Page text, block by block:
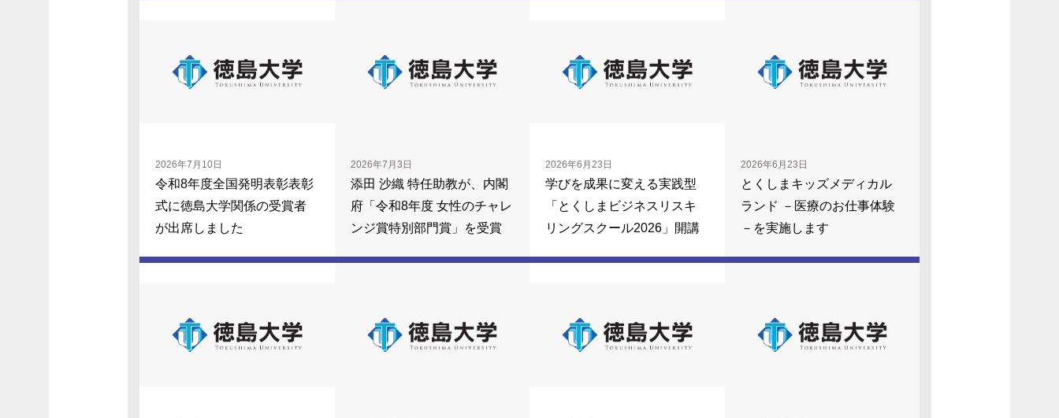
2026年7月10日
令和8年度全国発明表彰表彰
式に徳島大学関係の受賞者
が出席しました
2026年7月3日
添田 沙織 特任助教が、内閣
府「令和8年度 女性のチャレ
ンジ賞特別部門賞」を受賞
2026年6月23日
学びを成果に変える実践型
「とくしまビジネスリスキ
リングスクール2026」開講
2026年6月23日
とくしまキッズメディカル
ランド －医療のお仕事体験
－を実施します